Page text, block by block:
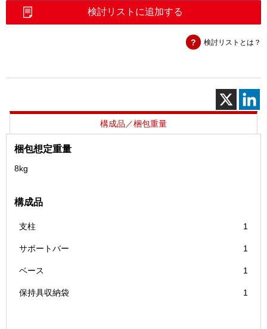
設
保
持
具
個
検討リストに追加する
検討リストとは？
構成品／梱包重量
梱包想定重量
8kg
構成品
支柱 1
サポートバー 1
ベース 1
保持具収納袋 1